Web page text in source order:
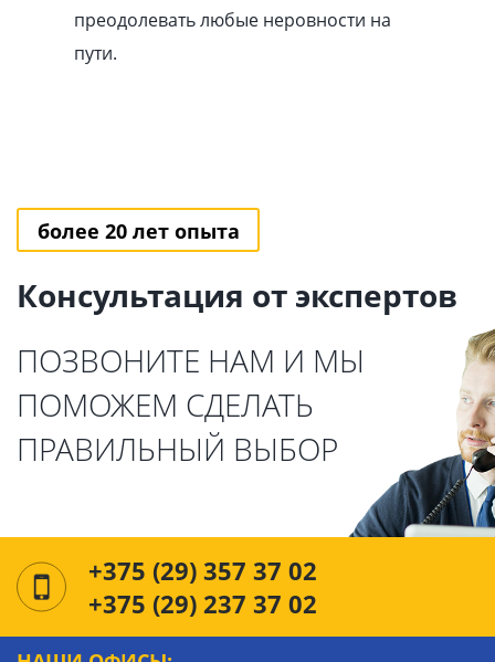
преодолевать любые неровности на
пути.
более 20 лет опыта
Консультация от экспертов
ПОЗВОНИТЕ НАМ И МЫ
ПОМОЖЕМ СДЕЛАТЬ
ПРАВИЛЬНЫЙ ВЫБОР
+375 (29) 357 37 02
+375 (29) 237 37 02